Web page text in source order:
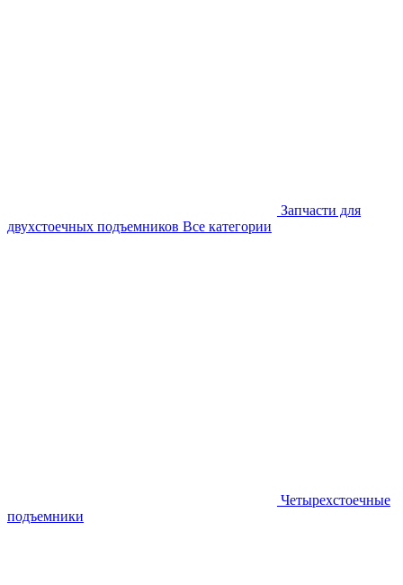
Запчасти для
двухстоечных подъемников Все категории
Четырехстоечные
подъемники